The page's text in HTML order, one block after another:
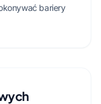
bariery